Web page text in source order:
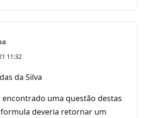
11:32
da Silva
encontrado uma questão destas
deveria retornar um